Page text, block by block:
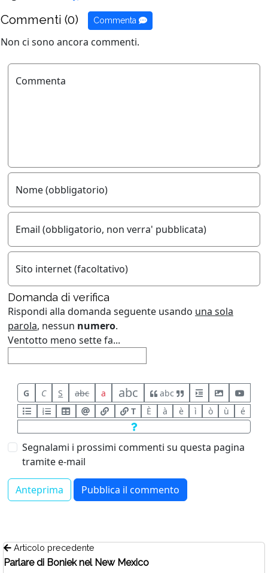
Commenti (0) Commenta
Non ci sono ancora commenti.
Commenta
Nome (obbligatorio)
Email (obbligatorio, non verra' pubblicata)
Sito internet (facoltativo)
Domanda di verifica
Rispondi alla domanda seguente usando una sola
parola, nessun numero.
Ventotto meno sette fa...
G C S abc a abc
abc
T
È à è ì ò ù é
Segnalami i prossimi commenti su questa pagina
tramite e-mail
Articolo precedente
Parlare di Boniek nel New Mexico